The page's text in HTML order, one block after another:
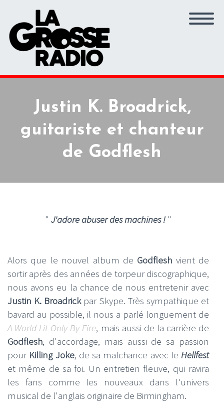
Justin K. Broadrick,
guitariste et chanteur
de Godflesh
" J'adore abuser des machines ! "
Alors que le nouvel album de Godflesh vient de
sortir après des années de torpeur discographique,
nous avons eu la chance de nous entretenir avec
Justin K. Broadrick par Skype. Très sympathique et
bavard au possible, il nous a parlé longuement de
A World Lit Only By Fire, mais aussi de la carrière de
Godflesh, d'accordage, mais aussi de sa passion
pour Killing Joke, de sa malchance avec le Hellfest
et même de sa foi. Un entretien fleuve, qui ravira
les fans comme les nouveaux dans l'univers
musical de l'anglais originaire de Birmingham.